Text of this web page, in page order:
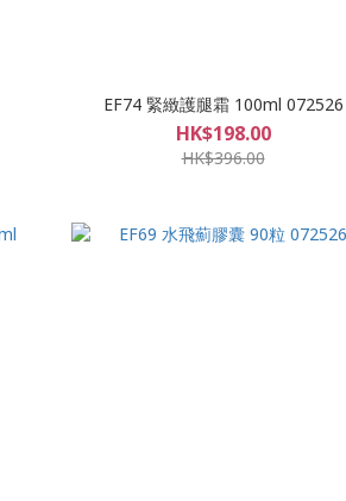
EF74 緊緻護腿霜 100ml 072526
HK$198.00
HK$396.00